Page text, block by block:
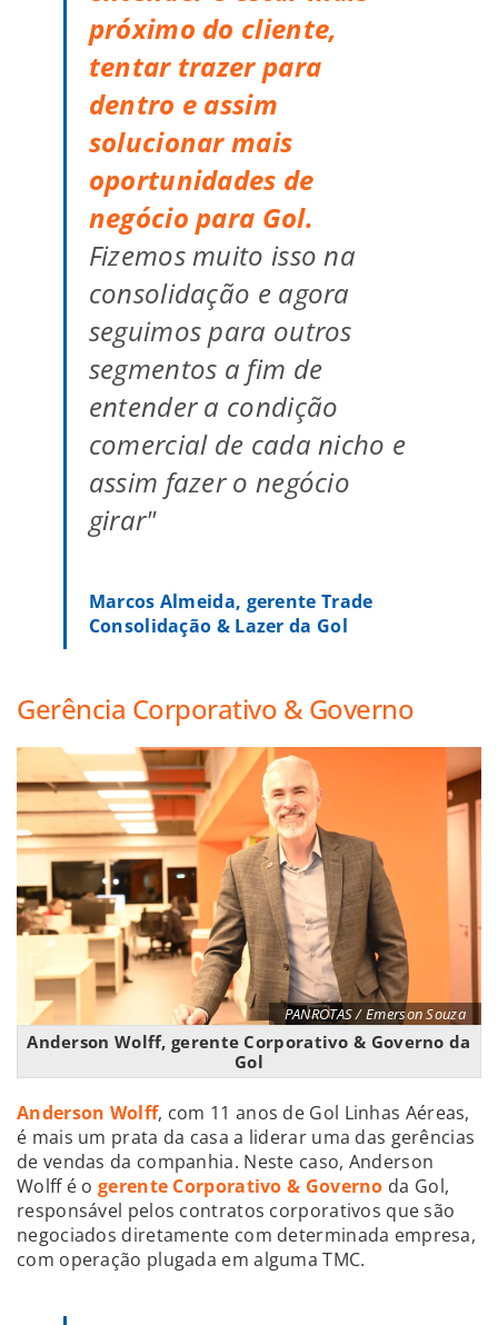
próximo do cliente,
tentar trazer para
dentro e assim
solucionar mais
oportunidades de
negócio para Gol.
Fizemos muito isso na
consolidação e agora
seguimos para outros
segmentos a fim de
entender a condição
comercial de cada nicho e
assim fazer o negócio
girar"
Marcos Almeida, gerente Trade
Consolidação & Lazer da Gol
Gerência Corporativo & Governo
PANROTAS / Emerson Souza
Anderson Wolff, gerente Corporativo & Governo da
Gol
Anderson Wolff, com 11 anos de Gol Linhas Aéreas,
é mais um prata da casa a liderar uma das gerências
de vendas da companhia. Neste caso, Anderson
Wolff é o gerente Corporativo & Governo da Gol,
responsável pelos contratos corporativos que são
negociados diretamente com determinada empresa,
com operação plugada em alguma TMC.